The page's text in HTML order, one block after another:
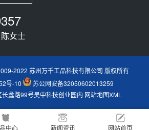
女士
2022 苏州万千工品科技有限公司 版权所有
号-10
苏公网安备32050602013259
蠡路99号吴中科技创业园内 网站地图XML
中心 新闻资讯 网站首页